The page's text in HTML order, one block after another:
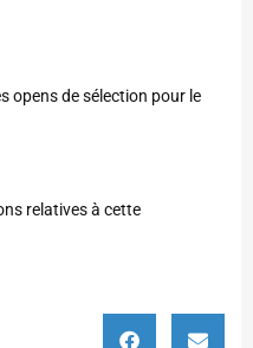
opens de sélection pour le
relatives à cette